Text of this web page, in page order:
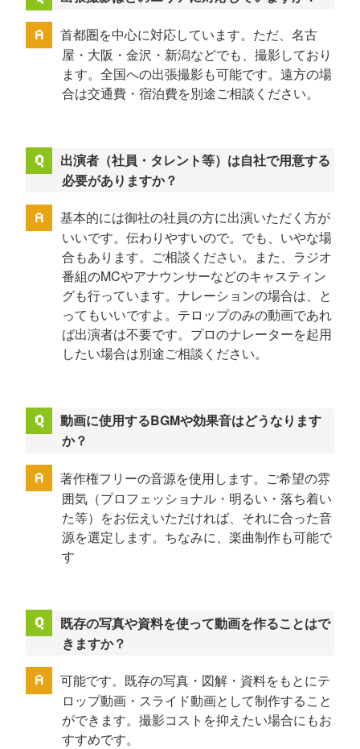
首都圏を中心に対応しています。ただ、名古
屋・大阪・金沢・新潟などでも、撮影しており
ます。全国への出張撮影も可能です。遠方の場
合は交通費・宿泊費を別途ご相談ください。
出演者（社員・タレント等）は自社で用意する
必要がありますか？
基本的には御社の社員の方に出演いただく方が
いいです。伝わりやすいので。でも、いやな場
合もあります。ご相談ください。また、ラジオ
番組のMCやアナウンサーなどのキャスティン
グも行っています。ナレーションの場合は、と
ってもいいですよ。テロップのみの動画であれ
ば出演者は不要です。プロのナレーターを起用
したい場合は別途ご相談ください。
動画に使用するBGMや効果音はどうなります
か？
著作権フリーの音源を使用します。ご希望の雰
囲気（プロフェッショナル・明るい・落ち着い
た等）をお伝えいただければ、それに合った音
源を選定します。ちなみに、楽曲制作も可能で
す
既存の写真や資料を使って動画を作ることはで
きますか？
可能です。既存の写真・図解・資料をもとにテ
ロップ動画・スライド動画として制作すること
ができます。撮影コストを抑えたい場合にもお
すすめです。